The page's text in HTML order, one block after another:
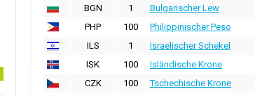
BGN
1 Bulgarischer Lew
PHP
100 Philippinischer Peso
ILS
1 Israelischer Schekel
ISK
100 Isländische Krone
CZK
100 Tschechische Krone